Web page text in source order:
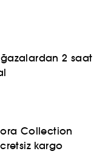
2 saat
Collection
kargo